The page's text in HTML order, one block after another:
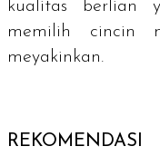
kualitas berlian
memilih cincin
meyakinkan.